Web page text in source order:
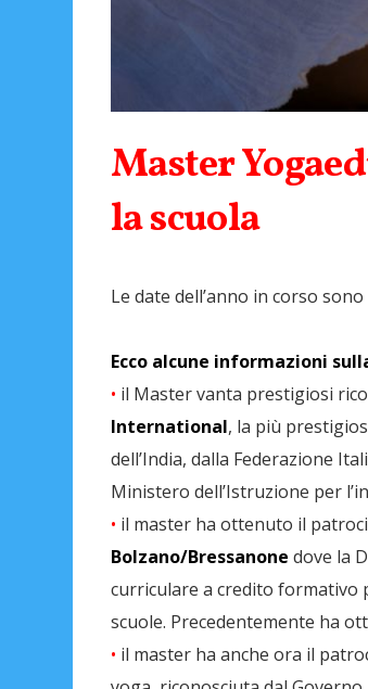
Master
la scuola
Le date dell’anno in corso
Ecco alcune informazioni
• il Master vanta prestigiosi
International, la più
dell’India, dalla Federazione
Ministero dell’Istruzione per
• il master ha ottenuto il
Bolzano/Bressanone dove la
curriculare a credito formativo
scuole. Precedentemente ha
• il master ha anche ora il